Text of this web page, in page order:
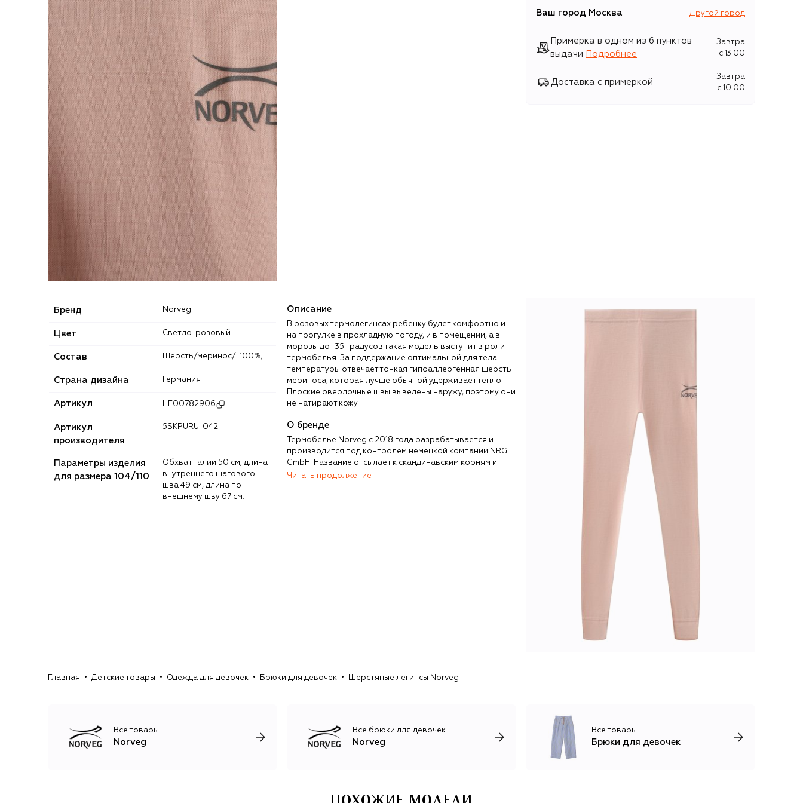
Ваш город Москва Другой город
Примерка в одном из 6 пунктов
выдачи
Подробнее
Завтра
c 13:00
Доставка с примеркой
Завтра
c 10:00
Бренд Norveg
Цвет Светло-розовый
Состав Шерсть/меринос/: 100%;
Страна дизайна Германия
Артикул HE00782906
Артикул
производителя
5SKPURU-042
Параметры изделия
для размера 104/110
Обхват талии 50 см, длина
внутреннего шагового
шва 49 см, длина по
внешнему шву 67 см.
Описание
В розовых термолегинсах ребенку будет комфортно и
на прогулке в прохладную погоду, и в помещении, а в
морозы до -35 градусов такая модель выступит в роли
термобелья. За поддержание оптимальной для тела
температуры отвечает тонкая гипоаллергенная шерсть
мериноса, которая лучше обычной удерживает тепло.
Плоские оверлочные швы выведены наружу, поэтому они
не натирают кожу.
О бренде
Термобелье Norveg с 2018 года разрабатывается и
производится под контролем немецкой компании NRG
GmbH. Название отсылает к скандинавским корням и
суровому северному климату, для которого изначально
активности. Во флагманской серии –60 °C шерсть
высоким воротом-стойкой, удлиненной спинкой и
эластичными манжетами обеспечивает
профессиональную защиту в условиях Крайнего Севера.
Читать продолжение
Главная Детские товары Одежда для девочек Брюки для девочек Шерстяные легинсы Norveg
Все товары
Norveg
Все брюки для девочек
Norveg
Все товары
Брюки для девочек